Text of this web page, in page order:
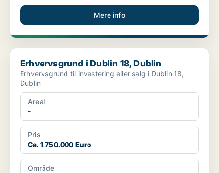
Mere info
Erhvervsgrund i Dublin 18, Dublin
Erhvervsgrund i Dublin 18, Dublin
Erhvervsgrund til investering eller salg i Dublin 18,
Dublin
Areal
-
Pris
Ca. 1.750.000 Euro
Område